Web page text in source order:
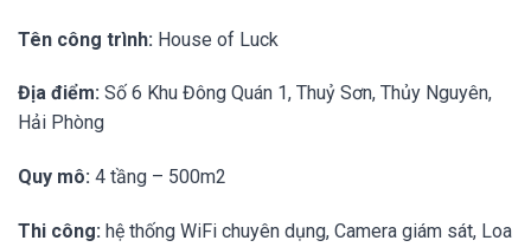
Tên công trình: House of Luck
Địa điểm: Số 6 Khu Đông Quán 1, Thuỷ Sơn, Thủy Nguyên,
Hải Phòng
Quy mô: 4 tầng – 500m2
Thi công: hệ thống WiFi chuyên dụng, Camera giám sát, Loa